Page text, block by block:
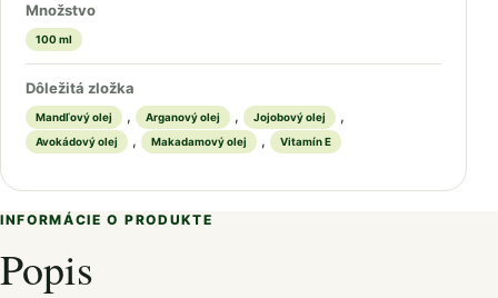
Množstvo
100 ml
Dôležitá zložka
Mandľový olej , Arganový olej , Jojobový olej ,
Avokádový olej , Makadamový olej , Vitamín E
INFORMÁCIE O PRODUKTE
Popis